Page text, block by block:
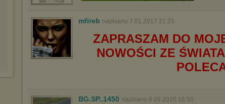
W przypadku braku twojej zgody na akceptację cookies niestety
Wykorzystanie plików cookies przezZaufanych Partnerów
(dostosowanie reklam do Twoich potrzeb, analiza skuteczności działań
marketingowych).
Wyrażenie sprzeciwu spowoduje, że wyświetlana Ci reklama nie
będzie dopasowana do Twoich preferencji, a będzie to reklama
urządzeniu końcowym. Można również usunąć pliki cookies,
mfireb napisano 7.01.2017 21:21
ZAPRASZAM DO
NOWOŚCI ZE
BG.SP..1450 napisano 6.09.2020 16:50